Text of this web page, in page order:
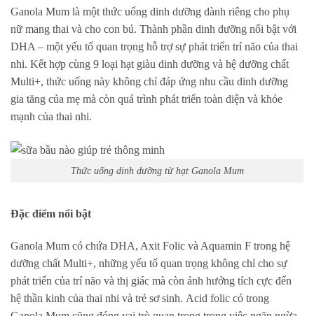
Ganola Mum là một thức uống dinh dưỡng dành riêng cho phụ
nữ mang thai và cho con bú. Thành phần dinh dưỡng nổi bật với
DHA – một yếu tố quan trọng hỗ trợ sự phát triển trí não của thai
nhi. Kết hợp cùng 9 loại hạt giàu dinh dưỡng và hệ dưỡng chất
Multi+, thức uống này không chỉ đáp ứng nhu cầu dinh dưỡng
gia tăng của mẹ mà còn quá trình phát triển toàn diện và khỏe
mạnh của thai nhi.
Thức uống dinh dưỡng từ hạt Ganola Mum
Đặc điểm nổi bật
Ganola Mum có chứa DHA, Axit Folic và Aquamin F trong hệ
dưỡng chất Multi+, những yếu tố quan trọng không chỉ cho sự
phát triển của trí não và thị giác mà còn ảnh hưởng tích cực đến
hệ thần kinh của thai nhi và trẻ sơ sinh. Acid folic có trong